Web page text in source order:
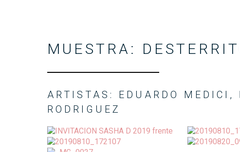
MUESTRA:
ARTISTAS: EDUARDO
RODRIGUEZ